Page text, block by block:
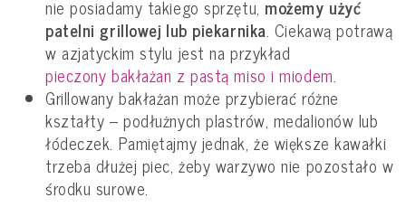
nie posiadamy takiego sprzętu, możemy użyć
patelni grillowej lub piekarnika. Ciekawą potrawą
w azjatyckim stylu jest na przykład
pieczony bakłażan z pastą miso i miodem.
Grillowany bakłażan może przybierać różne
kształty – podłużnych plastrów, medalionów lub
łódeczek. Pamiętajmy jednak, że większe kawałki
trzeba dłużej piec, żeby warzywo nie pozostało w
środku surowe.